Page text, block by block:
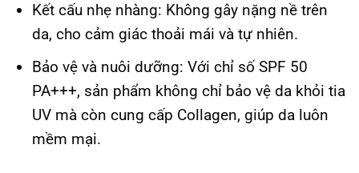
Kết cấu nhẹ nhàng: Không gây nặng nề trên
da, cho cảm giác thoải mái và tự nhiên.
Bảo vệ và nuôi dưỡng: Với chỉ số SPF 50
PA+++, sản phẩm không chỉ bảo vệ da khỏi tia
UV mà còn cung cấp Collagen, giúp da luôn
mềm mại.